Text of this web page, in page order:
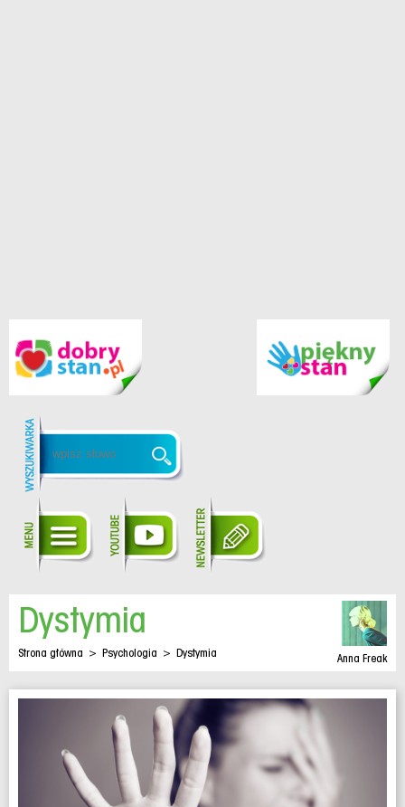
Anna Freak
Dystymia
Strona główna > Psychologia > Dystymia